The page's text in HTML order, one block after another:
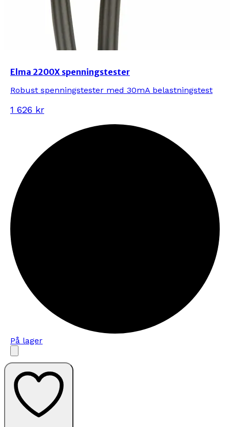
Elma 2200X spenningstester
Robust spenningstester med 30mA belastningstest
1 626 kr
På lager